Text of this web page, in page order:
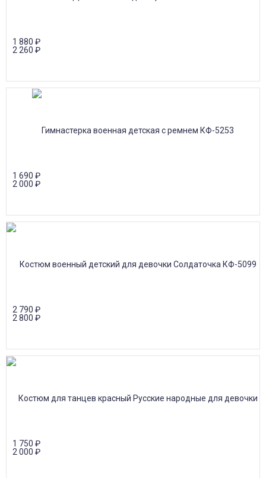
1 880 ₽
2 260 ₽
1 690 ₽
2 000 ₽
2 790 ₽
2 800 ₽
1 750 ₽
2 000 ₽